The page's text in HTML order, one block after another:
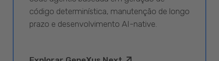
código determinística, manutenção de longo
prazo e desenvolvimento AI-native.